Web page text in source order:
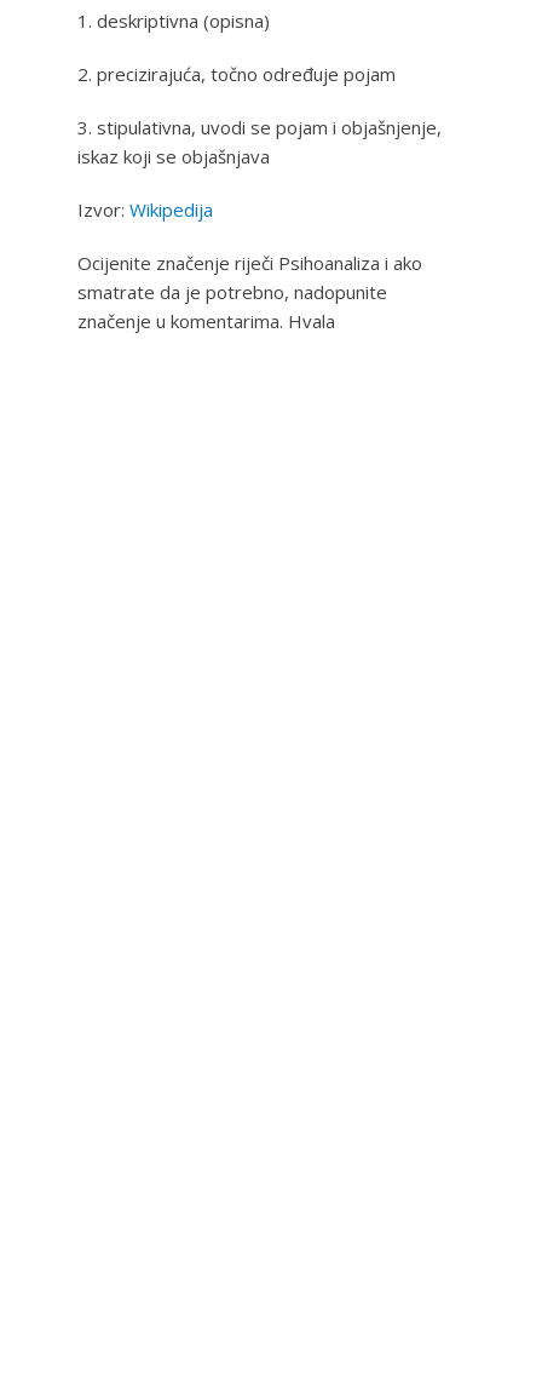
1. deskriptivna (opisna)
2. precizirajuća, točno određuje pojam
3. stipulativna, uvodi se pojam i objašnjenje,
iskaz koji se objašnjava
Izvor: Wikipedija
Ocijenite značenje riječi Psihoanaliza i ako
smatrate da je potrebno, nadopunite
značenje u komentarima. Hvala